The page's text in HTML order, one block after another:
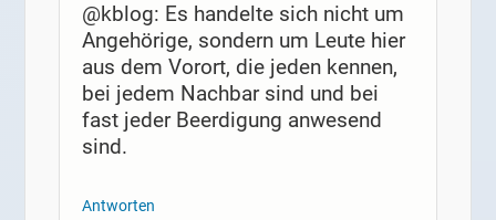
@kblog: Es handelte sich nicht um
Angehörige, sondern um Leute hier
aus dem Vorort, die jeden kennen,
bei jedem Nachbar sind und bei
fast jeder Beerdigung anwesend
sind.
Antworten